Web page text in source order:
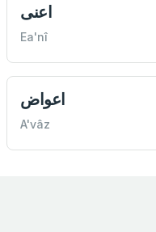
اعنی
Ea'nî
اعواض
A'vâz